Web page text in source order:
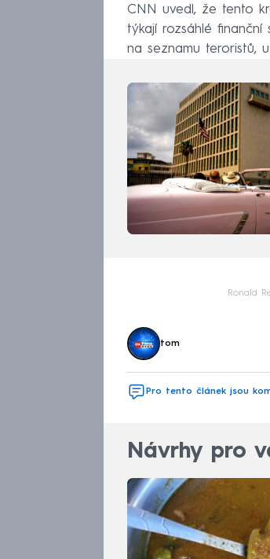
CNN uvedl, že tento
týkají rozsáhlé finanční
na seznamu teroristů,
Ronald
tom
Pro tento článek jsou
Návrhy pro